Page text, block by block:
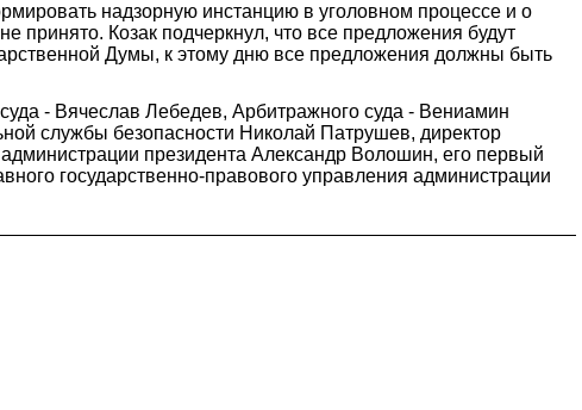
надзорную инстанцию в уголовном процессе и о
принято. Козак подчеркнул, что все предложения будут
Думы, к этому дню все предложения должны быть
- Вячеслав Лебедев, Арбитражного суда - Вениамин
службы безопасности Николай Патрушев, директор
президента Александр Волошин, его первый
государственно-правового управления администрации